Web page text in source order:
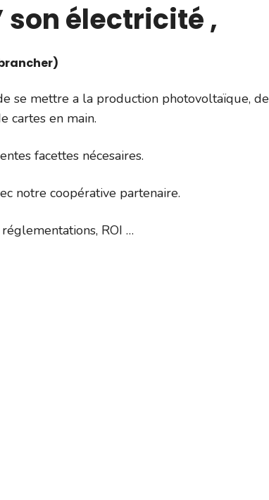
son électricité ,
se mettre a la production photovoltaïque, de
cartes en main.
facettes nécesaires.
notre coopérative partenaire.
ROI …